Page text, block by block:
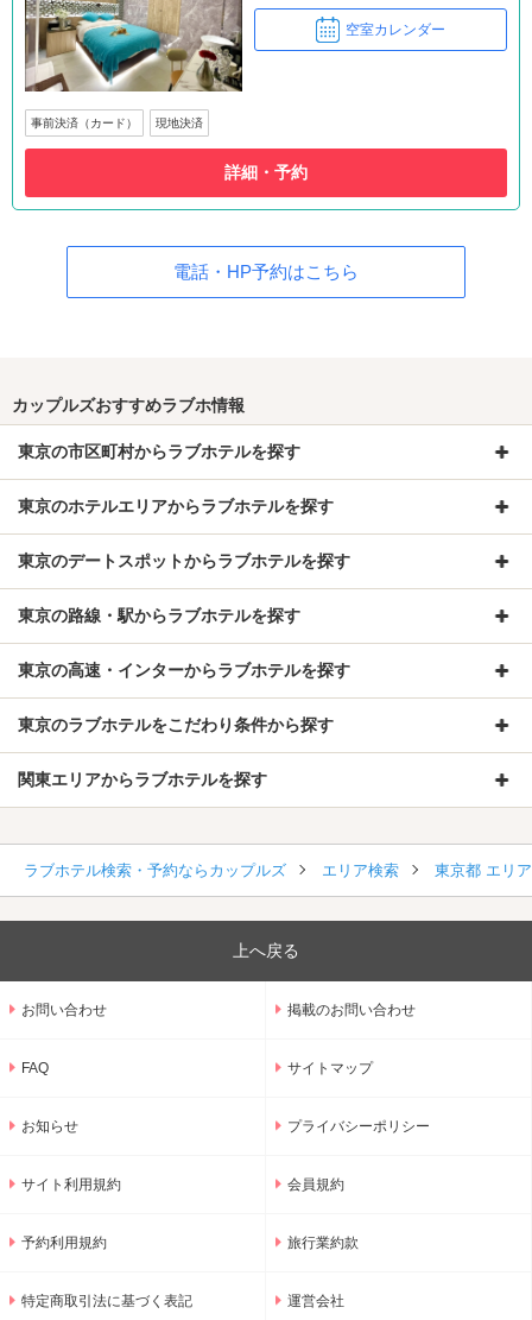
空室カレンダー
事前決済（カード） 現地決済
詳細・予約
電話・HP予約はこちら
カップルズおすすめラブホ情報
東京の市区町村からラブホテルを探す
東京のホテルエリアからラブホテルを探す
東京のデートスポットからラブホテルを探す
東京の路線・駅からラブホテルを探す
東京の高速・インターからラブホテルを探す
東京のラブホテルをこだわり条件から探す
関東エリアからラブホテルを探す
ラブホテル検索・予約ならカップルズ エリア検索 東京都 エリ
上へ戻る
お問い合わせ 掲載のお問い合わせ
FAQ サイトマップ
お知らせ プライバシーポリシー
サイト利用規約 会員規約
予約利用規約 旅行業約款
特定商取引法に基づく表記 運営会社